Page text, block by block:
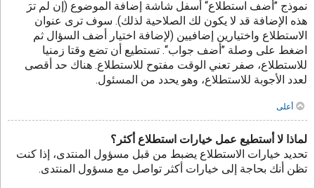
نموذج ”أضف استطلاع“ أسفل شاشة إضافة الموضوع (إن لم ترَ
هذه الإضافة قد لا يكون لك الصلاحية لذلك). سوف ترى عنوان
الاستطلاع واختيارين إضافيين (لإضافة اختيار أضف السؤال ثم
اضغط على وصلة ”أضف جواب“. تستطيع أن تضع وقتا زمنيا
للاستطلاع، صفر تعني الوقت مفتوح للاستطلاع. هناك حد أقصى
لعدد الأجوبة للاستطلاع، وهو يحدد من المسئول.
أعلى
لماذا لا أستطيع عمل خيارات استطلاع أكثر؟
تحديد خيارات الاستطلاع يضبط من قبل مسؤول المنتدى، إذا كنت
تظن أنك بحاجة إلى خيارات أكثر تواصل مع مسؤول المنتدى.